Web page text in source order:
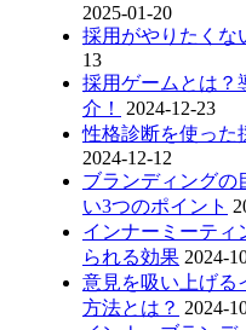
2025-01-20
採用がやりたくな
13
採用ゲームとは？
介！
2024-12-23
性格診断を使った
2024-12-12
ブランディングの
い3つのポイント
インナーミーティ
られる効果 2024-
意見を吸い上げる
方法とは？ 2024-